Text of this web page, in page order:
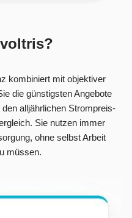
kombiniert mit objektiver
die günstigsten Angebote
alljährlichen Strompreis-
Sie nutzen immer
ohne selbst Arbeit
müssen.